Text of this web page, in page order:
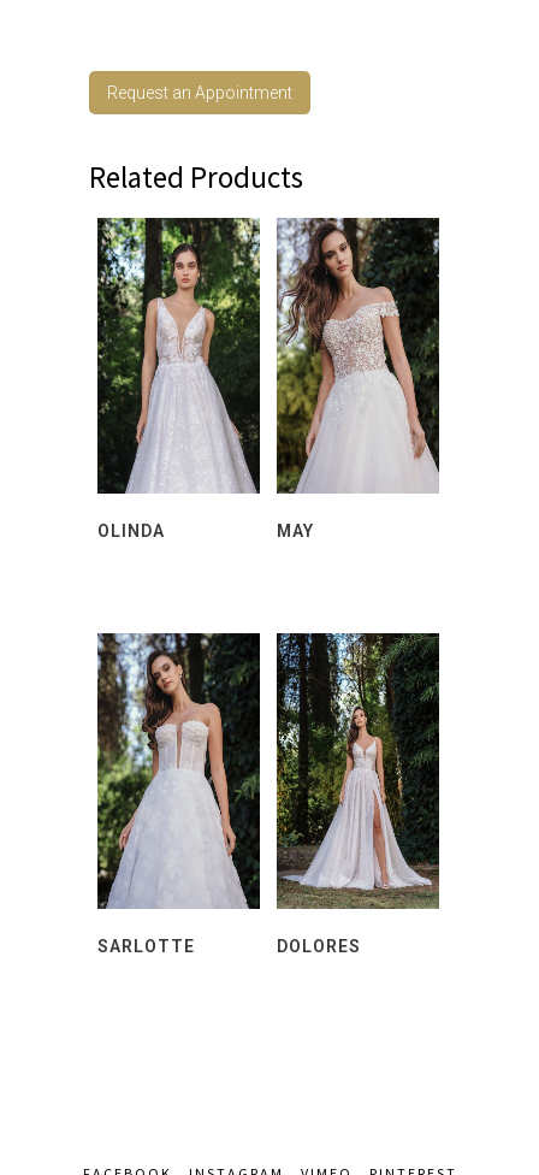
Request an Appointment
Related Products
OLINDA MAY
SARLOTTE DOLORES